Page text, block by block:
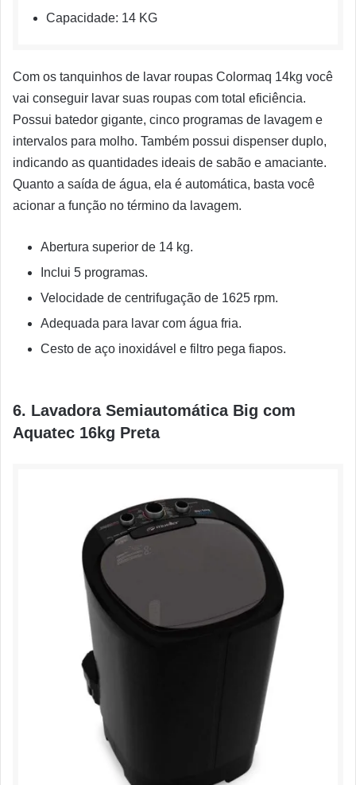
Capacidade: 14 KG
Com os tanquinhos de lavar roupas Colormaq 14kg você
vai conseguir lavar suas roupas com total eficiência.
Possui batedor gigante, cinco programas de lavagem e
intervalos para molho. Também possui dispenser duplo,
indicando as quantidades ideais de sabão e amaciante.
Quanto a saída de água, ela é automática, basta você
acionar a função no término da lavagem.
Abertura superior de 14 kg.
Inclui 5 programas.
Velocidade de centrifugação de 1625 rpm.
Adequada para lavar com água fria.
Cesto de aço inoxidável e filtro pega fiapos.
6. Lavadora Semiautomática Big com
Aquatec 16kg Preta